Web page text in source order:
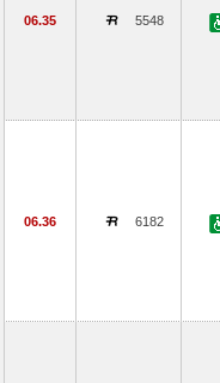
06.35 5548
06.36 6182